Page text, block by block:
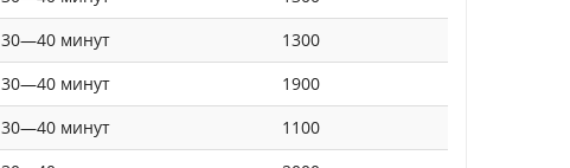
30—40 минут
1300
30—40 минут
1900
30—40 минут
1100